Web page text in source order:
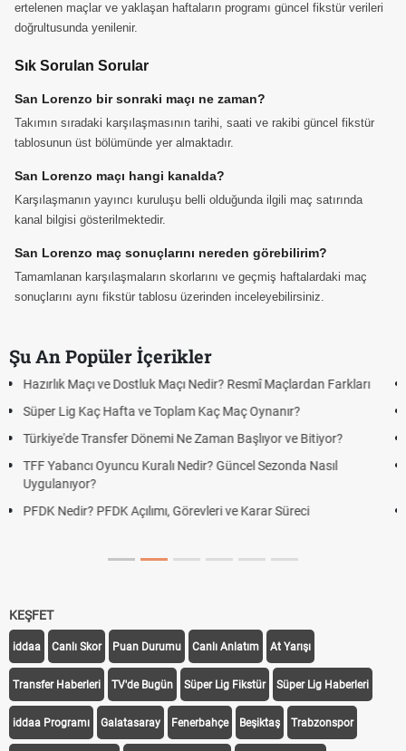
ertelenen maçlar ve yaklaşan haftaların programı güncel fikstür verileri
doğrultusunda yenilenir.
Sık Sorulan Sorular
San Lorenzo bir sonraki maçı ne zaman?
Takımın sıradaki karşılaşmasının tarihi, saati ve rakibi güncel fikstür
tablosunun üst bölümünde yer almaktadır.
San Lorenzo maçı hangi kanalda?
Karşılaşmanın yayıncı kuruluşu belli olduğunda ilgili maç satırında
kanal bilgisi gösterilmektedir.
San Lorenzo maç sonuçlarını nereden görebilirim?
Tamamlanan karşılaşmaların skorlarını ve geçmiş haftalardaki maç
sonuçlarını aynı fikstür tablosu üzerinden inceleyebilirsiniz.
Şu An Popüler İçerikler
Puan Durumunda AG, OM ve Diğer Kısaltmalar Ne Anlama Gelir?
Skor Ne Demek? Sporda Skor ve Sonuç Kavramları
Futbol Nasıl Oynanır? Temel Futbol Kuralları
Deplasman Golü Kuralı Nedir? Hangi Organizasyonlarda
Uygulanıyor?
DGS Sonuçları Ne Zaman Açıklanacak 2026? ÖSYM Sonuç
KEŞFET
iddaa Canlı Skor Puan Durumu Canlı Anlatım At Yarışı
Transfer Haberleri TV'de Bugün Süper Lig Fikstür Süper Lig Haberleri
iddaa Programı Galatasaray Fenerbahçe Beşiktaş Trabzonspor